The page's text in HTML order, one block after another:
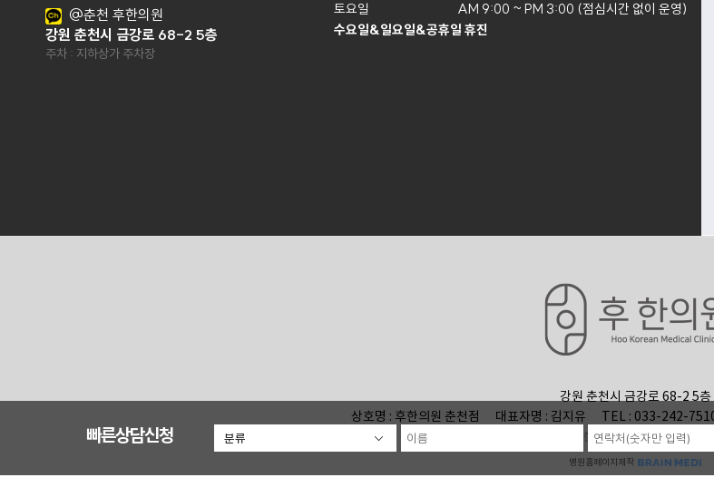
빠른상담신청
@춘천 후한의원
강원 춘천시 금강로 68-2 5층
주차 : 지하상가 주차장
토요일
AM 9:00 ~ PM 3:00 (점심시간 없이 운영)
수요일&일요일&공휴일 휴진
강원 춘천시 금강로 68-2 5층
상호명 : 후한의원 춘천점
대표자명 : 김지유 TEL : 033-242-
COPYRIGHT© 후한의원 춘천점. ALL RIGHTS
병원홈페이지제작